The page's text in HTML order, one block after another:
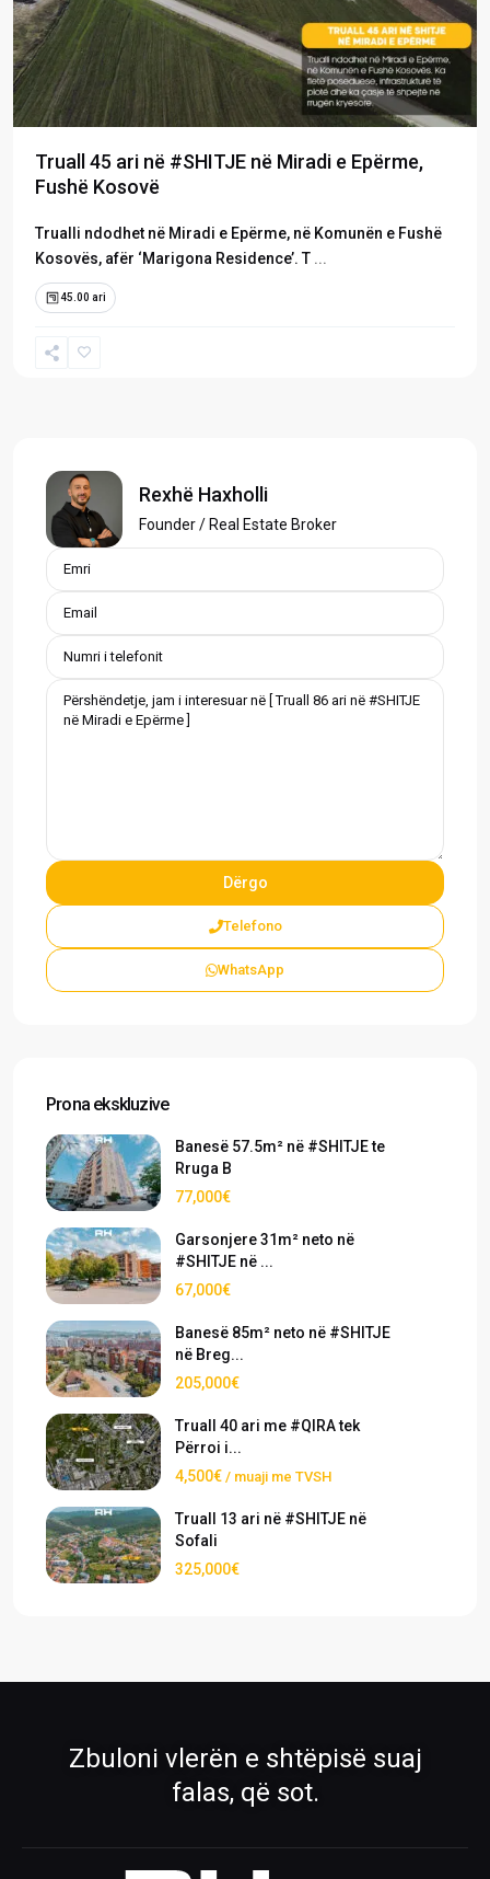
Truall 45 ari në #SHITJE në Miradi e Epërme,
Fushë Kosovë
Trualli ndodhet në Miradi e Epërme, në Komunën e Fushë
Kosovës, afër ‘Marigona Residence’. T ...
45.00 ari
Rexhë Haxholli
Founder / Real Estate Broker
Telefono
WhatsApp
Prona ekskluzive
Banesë 57.5m² në #SHITJE te
Rruga B
77,000€
Garsonjere 31m² neto në
#SHITJE në ...
67,000€
Banesë 85m² neto në #SHITJE
në Breg...
205,000€
Truall 40 ari me #QIRA tek
Përroi i...
4,500€ / muaji me TVSH
Truall 13 ari në #SHITJE në
Sofali
325,000€
Zbuloni vlerën e shtëpisë suaj
falas, që sot.
Estate
Mëso më shumë për ekipin tonë
Kontakti
Na kontaktoni për çdo pyetje